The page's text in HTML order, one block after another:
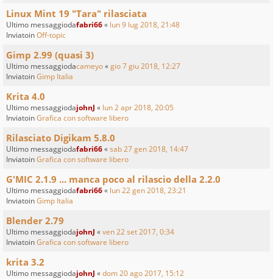
Linux Mint 19 "Tara" rilasciata
Ultimo messaggiodafabri66« lun 9 lug 2018, 21:48
InviatoinOff-topic
Gimp 2.99 (quasi 3)
Ultimo messaggiodacameyo«gio 7 giu 2018, 12:27
InviatoinGimp Italia
Krita 4.0
Ultimo messaggiodajohnJ « lun 2 apr 2018, 20:05
InviatoinGrafica con software libero
Rilasciato Digikam 5.8.0
Ultimo messaggiodafabri66«sab 27 gen 2018, 14:47
InviatoinGrafica con software libero
G'MIC 2.1.9 ... manca poco al rilascio della 2.2.0
Ultimo messaggiodafabri66« lun 22 gen 2018, 23:21
InviatoinGimp Italia
Blender 2.79
Ultimo messaggiodajohnJ «ven 22 set 2017, 0:34
InviatoinGrafica con software libero
krita 3.2
Ultimo messaggiodajohnJ «dom 20 ago 2017, 15:12